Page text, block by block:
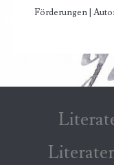
Förderungen |